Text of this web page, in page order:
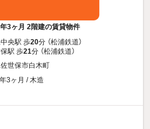
3ヶ月 2階建の賃貸物件
央駅 歩20分 （松浦鉄道）
駅 歩21分 （松浦鉄道）
世保市白木町
3ヶ月 / 木造